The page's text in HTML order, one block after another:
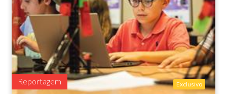
Reportagem Exclusivo